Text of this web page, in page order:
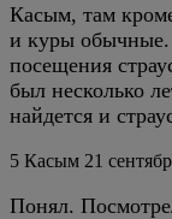
Касым, там
и куры обычные.
посещения
был несколько
найдется и
5 Касым 21
Понял.